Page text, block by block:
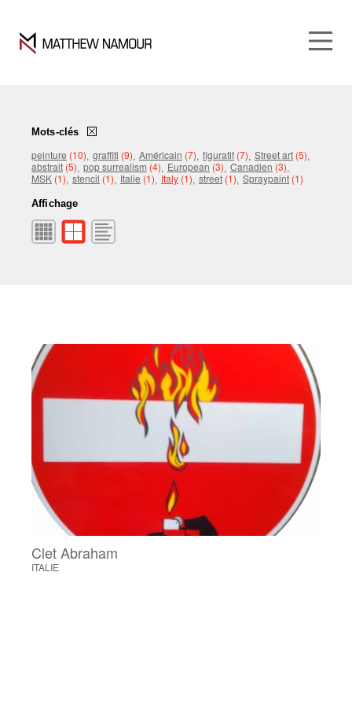
Mots-clés
peinture (10) graffiti (9) Américain (7) figuratif (7) Street art (5)
abstrait (5) pop surrealism (4) European (3) Canadien (3)
MSK (1) stencil (1) Italie (1) Italy (1) street (1) Spraypaint (1)
Affichage
Clet Abraham
ITALIE